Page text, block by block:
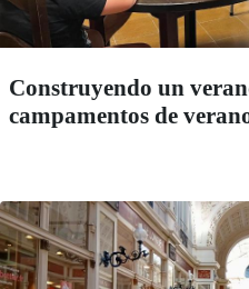
Construyendo un
campamentos de